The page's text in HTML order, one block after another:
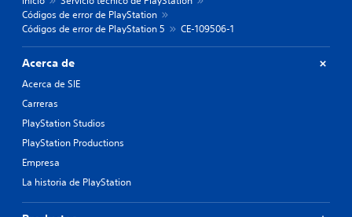
Códigos de error de PlayStation
Códigos de error de PlayStation 5
CE-109506-1
Acerca de
Acerca de SIE
Carreras
PlayStation Studios
PlayStation Productions
Empresa
La historia de PlayStation